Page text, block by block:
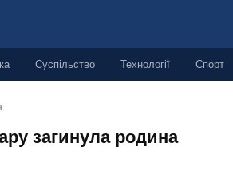
Суспільство Технології Спорт
загинула родина